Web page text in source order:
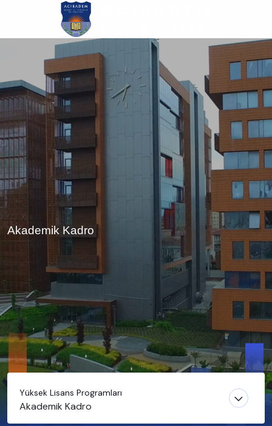
atla
Akademik Kadro
Yüksek Lisans Programları
Akademik Kadro